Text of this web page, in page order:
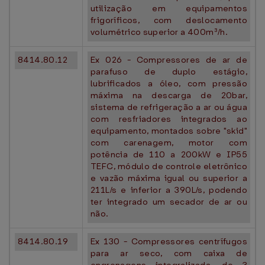
utilização em equipamentos
frigoríficos, com deslocamento
volumétrico superior a 400m³/h.
8414.80.12
Ex 026 - Compressores de ar de
parafuso de duplo estágio,
lubrificados a óleo, com pressão
máxima na descarga de 20bar,
sistema de refrigeração a ar ou água
com resfriadores integrados ao
equipamento, montados sobre "skid"
com carenagem, motor com
potência de 110 a 200kW e IP55
TEFC, módulo de controle eletrônico
e vazão máxima igual ou superior a
211L/s e inferior a 390L/s, podendo
ter integrado um secador de ar ou
não.
8414.80.19
Ex 130 - Compressores centrífugos
para ar seco, com caixa de